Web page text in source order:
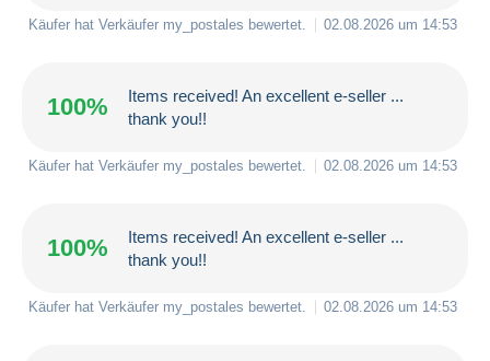
Käufer hat Verkäufer my_postales bewertet. 02.08.2026 um 14:53
100%
Items received! An excellent e-seller ...
thank you!!
Käufer hat Verkäufer my_postales bewertet. 02.08.2026 um 14:53
100%
Items received! An excellent e-seller ...
thank you!!
Käufer hat Verkäufer my_postales bewertet. 02.08.2026 um 14:53